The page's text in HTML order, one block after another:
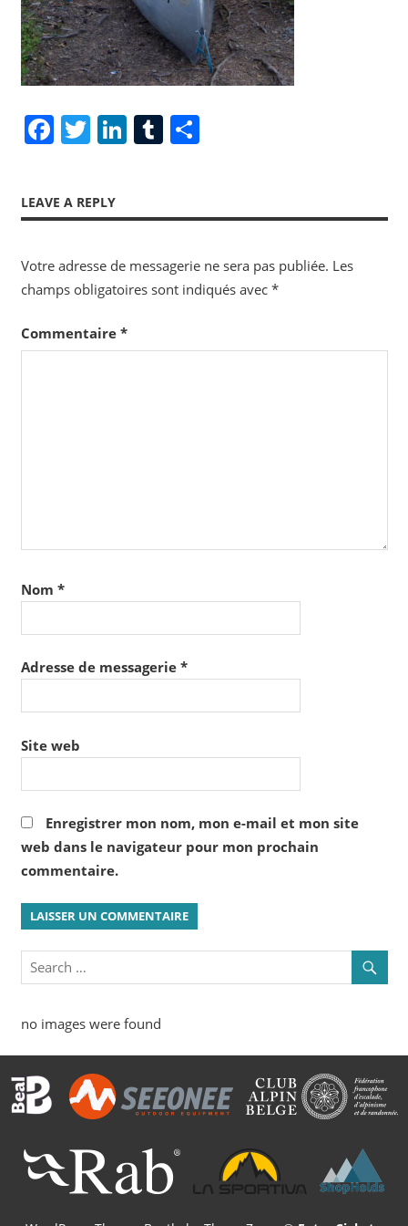
Facebook
Twitter
LinkedIn
Tumblr
Share
LEAVE A REPLY
Votre adresse de messagerie ne sera pas publiée. Les
champs obligatoires sont indiqués avec *
Commentaire *
Nom *
Adresse de messagerie *
Site web
Enregistrer mon nom, mon e-mail et mon site
web dans le navigateur pour mon prochain
commentaire.
no images were found